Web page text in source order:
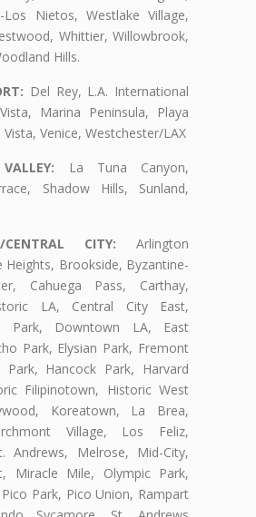
Los Nietos, Westlake Village,
Whittier, Willowbrook,
Hills.
Del Rey, L.A. International
Marina Peninsula, Playa
Vista, Venice, Westchester/LAX
La Tuna Canyon,
Shadow Hills, Sunland,
CENTRAL CITY: Arlington
Heights, Brookside, Byzantine-
Cahuega Pass, Carthay,
LA, Central City East,
Park, Downtown LA, East
Park, Elysian Park, Fremont
Park, Hancock Park, Harvard
Filipinotown, Historic West
Koreatown, La Brea,
Village, Los Feliz,
Andrews, Melrose, Mid-City,
Miracle Mile, Olympic Park,
Pico Park, Pico Union, Rampart